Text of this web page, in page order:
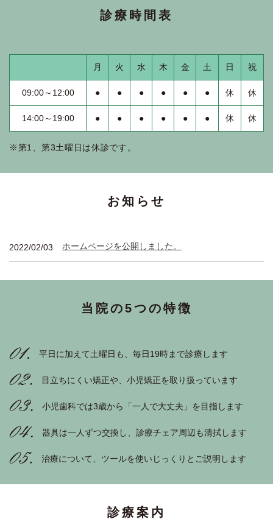
診療時間表
月 火 水 木 金 土 日 祝
09:00～12:00 ● ● ● ● ● ● 休 休
14:00～19:00 ● ● ● ● ● ● 休 休
※第1、第3土曜日は休診です。
お知らせ
2022/02/03 ホームページを公開しました。
当院の5つの特徴
平日に加えて土曜日も、毎日19時まで診療します
目立ちにくい矯正や、小児矯正を取り扱っています
小児歯科では3歳から「一人で大丈夫」を目指します
器具は一人ずつ交換し、診療チェア周辺も清拭します
治療について、ツールを使いじっくりとご説明します
診療案内